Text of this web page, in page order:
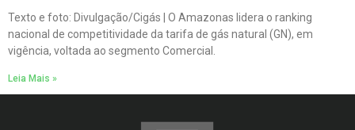
Texto e foto: Divulgação/Cigás | O Amazonas lidera o ranking
nacional de competitividade da tarifa de gás natural (GN), em
vigência, voltada ao segmento Comercial.
Leia Mais »